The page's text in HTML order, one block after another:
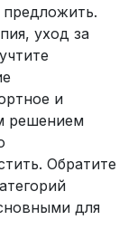
предложить.
уход за
и
решением
Обратите
для